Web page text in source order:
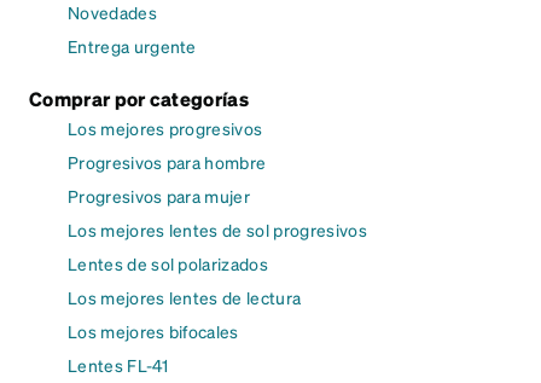
Novedades
Entrega urgente
Comprar por categorías
Los mejores progresivos
Progresivos para hombre
Progresivos para mujer
Los mejores lentes de sol progresivos
Lentes de sol polarizados
Los mejores lentes de lectura
Los mejores bifocales
Lentes FL-41